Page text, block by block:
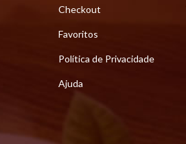
Checkout
Favoritos
Política de Privacidade
Ajuda